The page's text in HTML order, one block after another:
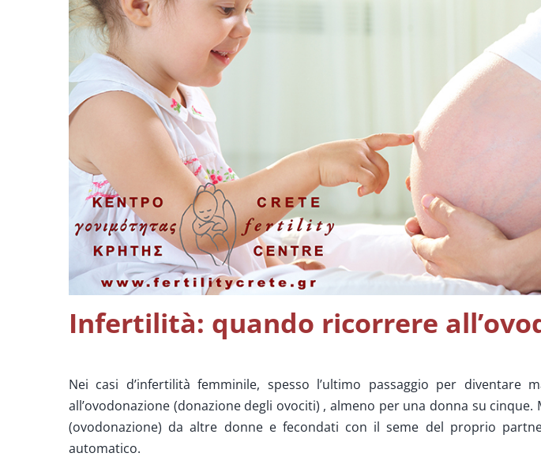
Infertilità: quando ricorrere
Nei casi d’infertilità femminile, spesso l’ultimo passaggio per diventare
all’ovodonazione (donazione degli ovociti) , almeno per una donna su
(ovodonazione) da altre donne e fecondati con il seme del proprio
automatico.